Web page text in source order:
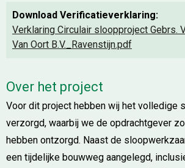
Download Verificatieverklaring:
Verklaring Circulair sloopproject Gebrs.
Van Oort B.V._Ravenstijn.pdf
Over het project
Voor dit project hebben wij het volledige
verzorgd, waarbij we de opdrachtgever
hebben ontzorgd. Naast de
een tijdelijke bouwweg aangelegd,